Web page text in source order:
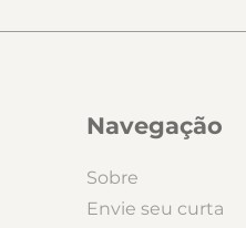
Navegação
Sobre
Envie seu curta